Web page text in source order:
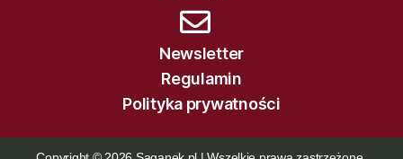
Newsletter
Regulamin
Polityka prywatności